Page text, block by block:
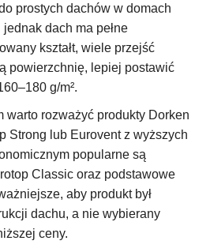
prostych dachów w domach
dach ma pełne
kształt, wiele przejść
powierzchnię, lepiej postawić
g/m².
warto rozważyć produkty Dorken
Strong lub Eurovent z wyższych
popularne są
Classic oraz podstawowe
aby produkt był
dachu, a nie wybierany
ceny.